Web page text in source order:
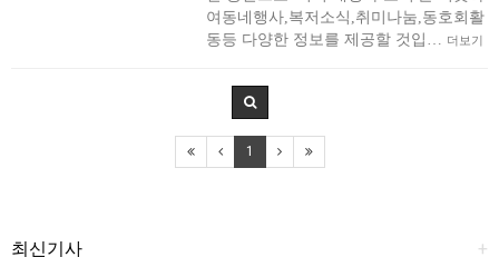
여동네행사,복저소식,취미나눔,동호회활
동등 다양한 정보를 제공할 것입…
더보기
1
+
최신기사